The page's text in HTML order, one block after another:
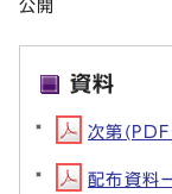
公開
資料
次第
配布資料